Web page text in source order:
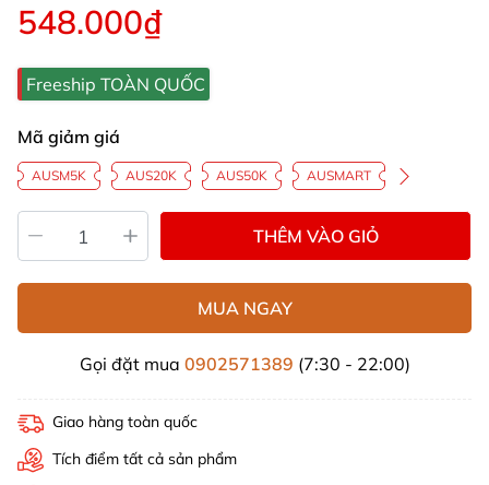
548.000₫
Freeship TOÀN QUỐC
Mã giảm giá
AUSM5K AUS20K AUS50K AUSMART
THÊM VÀO GIỎ
MUA NGAY
Gọi đặt mua 0902571389 (7:30 - 22:00)
Giao hàng toàn quốc
Tích điểm tất cả sản phẩm